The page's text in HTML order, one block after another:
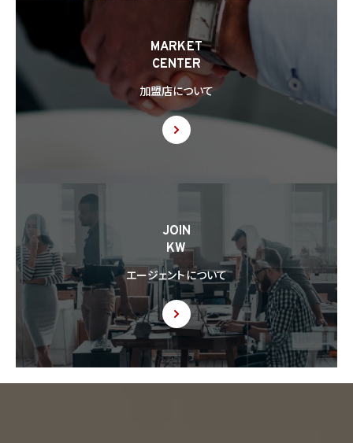
MARKET
CENTER
加盟店について
JOIN
KW
エージェントについて